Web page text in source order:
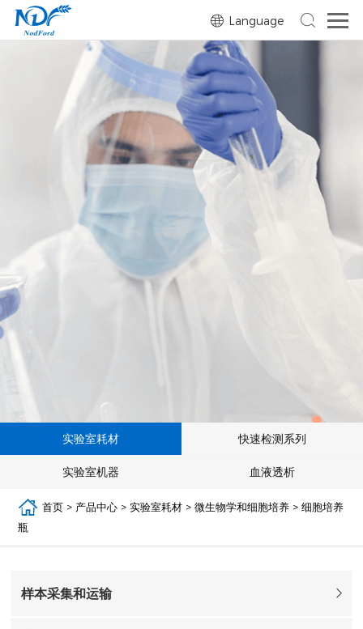
Language
实验室耗材 快速检测系列
实验室机器 血液透析
首页 > 产品中心 >实验室耗材 >微生物学和细胞培养 >细胞培养
瓶
样本采集和运输